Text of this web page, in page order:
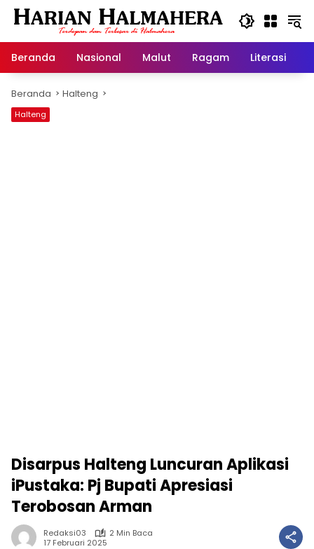
Langsung
Beranda
Nasional Malut Ragam Literasi
Beranda Halteng
Halteng
Disarpus Halteng Luncuran Aplikasi
iPustaka: Pj Bupati Apresiasi
Terobosan Arman
Redaksi03
2 Min Baca
17 Februari 2025